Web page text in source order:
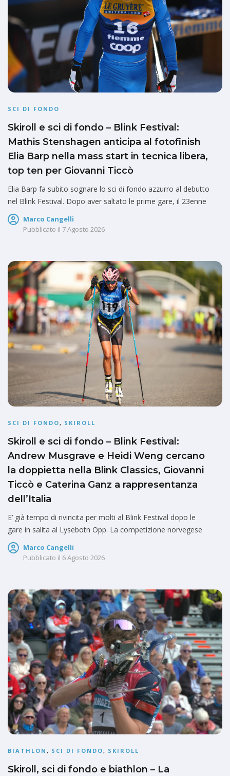
SCI DI FONDO
Skiroll e sci di fondo – Blink Festival:
Mathis Stenshagen anticipa al fotofinish
Elia Barp nella mass start in tecnica libera,
top ten per Giovanni Ticcò
Elia Barp fa subito sognare lo sci di fondo azzurro al debutto
nel Blink Festival. Dopo aver saltato le prime gare, il 23enne
Marco Cangelli
Pubblicato il 7 Agosto 2026
SCI DI FONDO, SKIROLL
Skiroll e sci di fondo – Blink Festival:
Andrew Musgrave e Heidi Weng cercano
la doppietta nella Blink Classics, Giovanni
Ticcò e Caterina Ganz a rappresentanza
dell’Italia
E’ già tempo di rivincita per molti al Blink Festival dopo le
gare in salita al Lysebotn Opp. La competizione norvegese
Marco Cangelli
Pubblicato il 6 Agosto 2026
BIATHLON , SCI DI FONDO, SKIROLL
Skiroll, sci di fondo e biathlon – La